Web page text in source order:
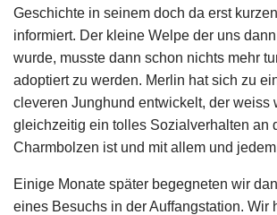
Geschichte in seinem doch da erst
informiert. Der kleine Welpe der uns
wurde, musste dann schon nichts mehr
adoptiert zu werden. Merlin hat sich zu
cleveren Junghund entwickelt, der weiss
gleichzeitig ein tolles Sozialverhalten an
Charmbolzen ist und mit allem und
Einige Monate später begegneten wir
eines Besuchs in der Auffangstation. Wir